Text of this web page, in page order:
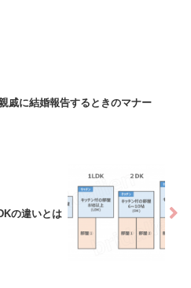
戚に結婚報告するときのマナー
の違いとは